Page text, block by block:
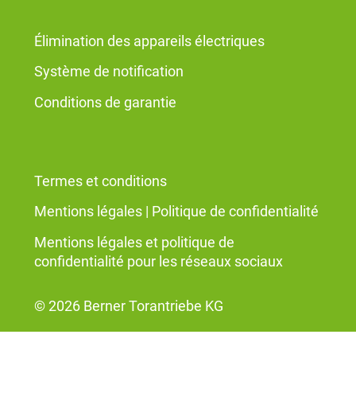
Élimination des appareils électriques
Système de notification
Conditions de garantie
Termes et conditions
Mentions légales
Politique de confidentialité
Mentions légales et politique de
confidentialité pour les réseaux sociaux
© 2026 Berner Torantriebe KG